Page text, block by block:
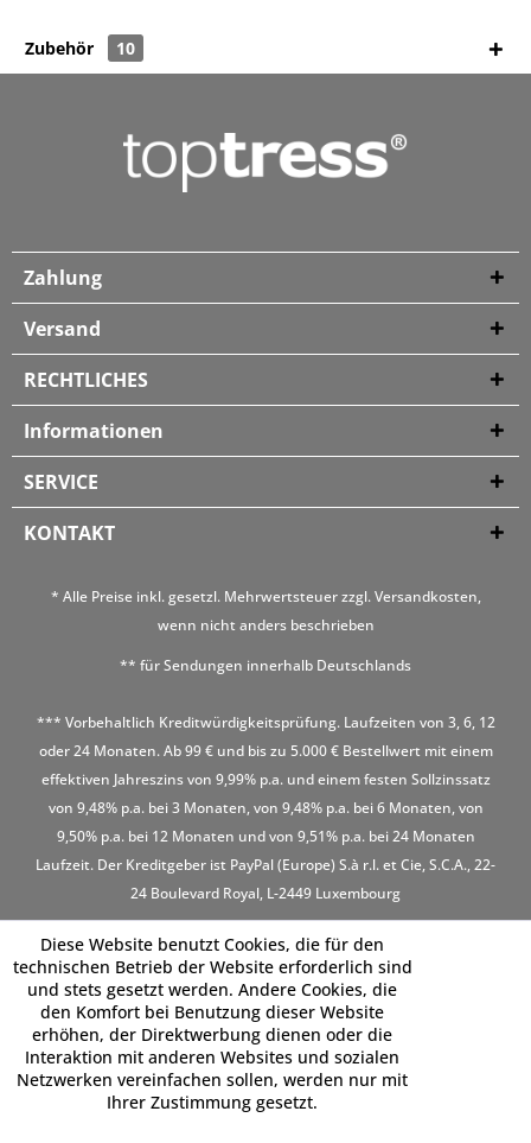
Zubehör 10
Zahlung
Versand
RECHTLICHES
Informationen
SERVICE
KONTAKT
* Alle Preise inkl. gesetzl. Mehrwertsteuer zzgl.Versandkosten,
wenn nicht anders beschrieben
** für Sendungen innerhalb Deutschlands
*** Vorbehaltlich Kreditwürdigkeitsprüfung. Laufzeiten von 3, 6, 12
oder 24 Monaten. Ab 99 € und bis zu 5.000 € Bestellwert mit einem
effektiven Jahreszins von 9,99% p.a. und einem festen Sollzinssatz
von 9,48% p.a. bei 3 Monaten, von 9,48% p.a. bei 6 Monaten, von
9,50% p.a. bei 12 Monaten und von 9,51% p.a. bei 24 Monaten
Laufzeit. Der Kreditgeber ist PayPal (Europe) S.à r.l. et Cie, S.C.A., 22-
24 Boulevard Royal, L-2449 Luxembourg
Diese Website benutzt Cookies, die für den
technischen Betrieb der Website erforderlich sind
und stets gesetzt werden. Andere Cookies, die
den Komfort bei Benutzung dieser Website
erhöhen, der Direktwerbung dienen oder die
Interaktion mit anderen Websites und sozialen
Netzwerken vereinfachen sollen, werden nur mit
Ihrer Zustimmung gesetzt.